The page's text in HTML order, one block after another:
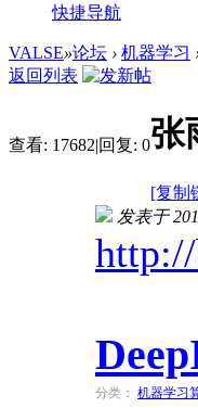
快捷导航
VALSE»论坛 › 机器学习
返回列表
查看: 17682|回复: 0张
[复制
发表于
分类： 机器学习